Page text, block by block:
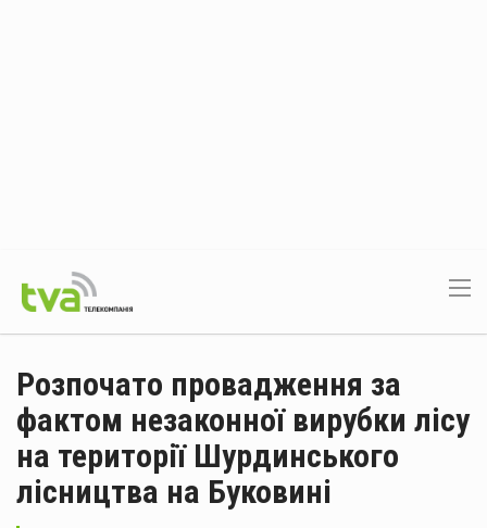
Розпочато провадження за
фактом незаконної вирубки лісу
на території Шурдинського
лісництва на Буковині